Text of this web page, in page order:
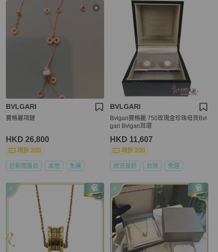
BVLGARI
寶格麗項鏈
HKD 26,800
現折 200
近新閒置品 本地 免運
BVLGARI
Bvlgari寶格麗 750玫瑰金珍珠母貝Bvl
gari Bvlgari耳環
HKD 11,607
現折 200
狀況良好 台灣 免運